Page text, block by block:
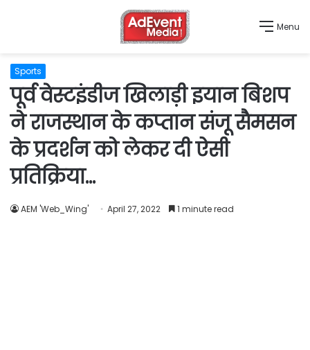
Menu
Sports
पूर्व वेस्टइंडीज खिलाड़ी इयान बिशप
ने राजस्थान के कप्तान संजू सैमसन
के प्रदर्शन को लेकर दी ऐसी
प्रतिक्रिया…
AEM 'Web_Wing' April 27, 2022 1 minute read